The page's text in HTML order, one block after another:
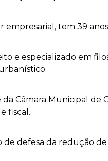
empresarial, tem 39
e especializado em
Câmara Municipal de
fiscal.
de defesa da redução